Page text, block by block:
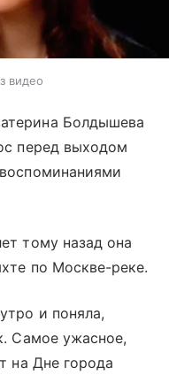
видео
Болдышева
перед выходом
тому назад она
по Москве-реке.
и поняла,
Самое ужасное,
на Дне города